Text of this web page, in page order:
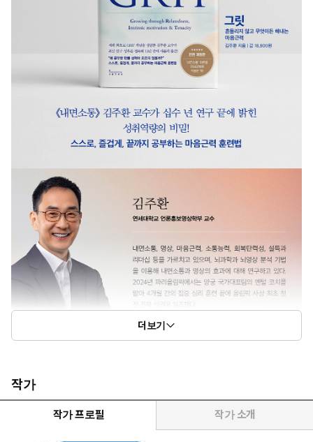
더보기
작가
작가 프로필 작가 소개